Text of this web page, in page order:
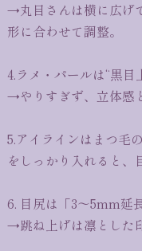
→丸目さんは横に広げ
形に合わせて調整。
4.ラメ・パールは“黒
→やりすぎず、立体感
5.アイラインはまつ
をしっかり入れると、
6. 目尻は「3〜5mm延
→跳ね上げは凛とした